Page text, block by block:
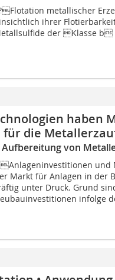
metallischer
ihrer
der Klasse
haben
für die
von
und
Markt für Anlagen in der
unter Druck. Grund
infolge